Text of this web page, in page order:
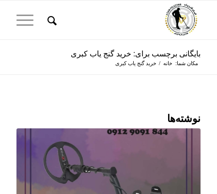
بایگانی برچسب برای: خرید گنج یاب کبری
مکان شما: خانه / خرید گنج یاب کبری
نوشته‌ها